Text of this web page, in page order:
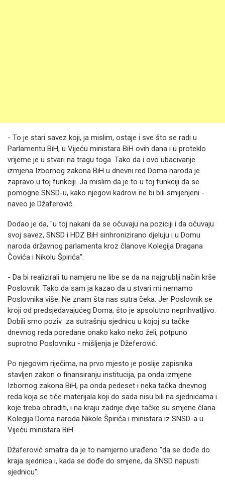
- To je stari savez koji, ja mislim, ostaje i sve što se radi u
Parlamentu BiH, u Vijeću ministara BiH ovih dana i u proteklo
vrijeme je u stvari na tragu toga. Tako da i ovo ubacivanje
izmjena Izbornog zakona BiH u dnevni red Doma naroda je
zapravo u toj funkciji. Ja mislim da je to u toj funkciji da se
pomogne SNSD-u, kako njegovi kadrovi ne bi bili smijenjeni -
naveo je Džaferović.
Dodao je da, "u toj nakani da se očuvaju na poziciji i da očuvaju
svoj savez, SNSD i HDZ BiH sinhronizirano djeluju i u Domu
naroda državnog parlamenta kroz članove Kolegija Dragana
Čovića i Nikolu Špirića".
- Da bi realizirali tu namjeru ne libe se da na najgrublji način krše
Poslovnik. Tako da sam ja kazao da u stvari mi nemamo
Poslovnika više. Ne znam šta nas sutra čeka. Jer Poslovnik se
kroji od predsjedavajućeg Doma, što je apsolutno neprihvatljivo.
Dobili smo poziv za sutrašnju sjednicu u kojoj su tačke
dnevnog reda poredane onako kako neko želi, potpuno
suprotno Poslovniku - mišljenja je Džeferović.
Po njegovim riječima, na prvo mjesto je poslije zapisnika
stavljen zakon o finansiranju institucija, pa onda izmjene
Izbornog zakona BiH, pa onda pedeset i neka tačka dnevnog
reda koja se tiče materijala koji do sada nisu bili na sjednicama i
koje treba obraditi, i na kraju zadnje dvije tačke su smjene člana
Kolegija Doma naroda Nikole Špirića i ministara iz SNSD-a u
Vijeću ministara BiH.
Džaferović smatra da je to namjerno urađeno "da se dođe do
kraja sjednica i, kada se dođe do smjene, da SNSD napusti
sjednicu".